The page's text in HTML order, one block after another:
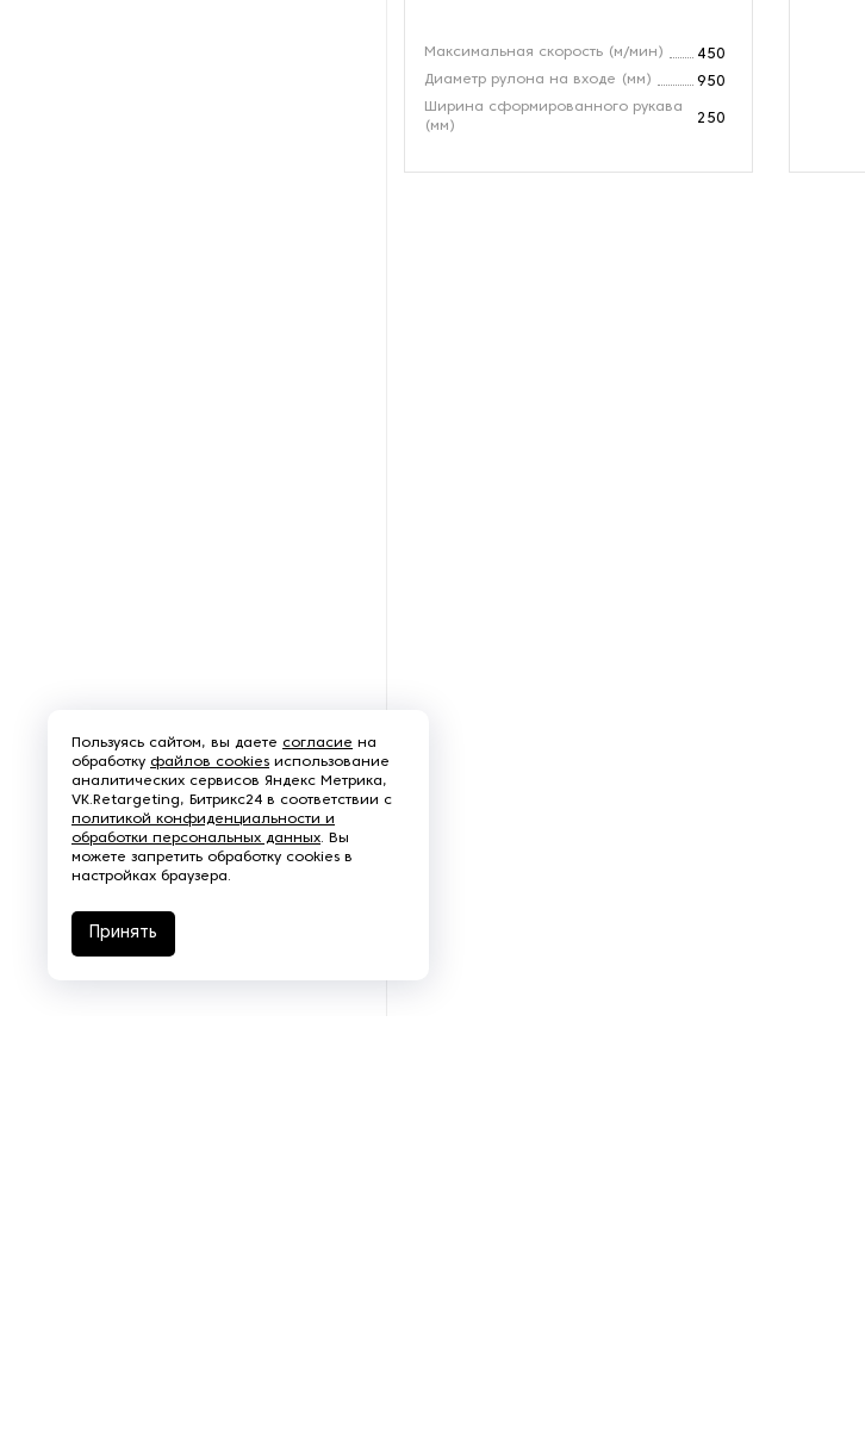
Максимальная скорость (м/мин)
450
Диаметр рулона на входе (мм)
950
Ширина сформированного рукава
(мм)
250
Пользуясь сайтом, вы даете согласие на
обработку файлов cookies использование
аналитических сервисов Яндекс Метрика,
VK.Retargeting, Битрикс24 в соответствии с
политикой конфиденциальности и
обработки персональных данных. Вы
можете запретить обработку cookies в
настройках браузера.
Принять